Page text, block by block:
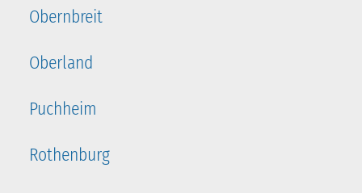
Obernbreit
Oberland
Puchheim
Rothenburg